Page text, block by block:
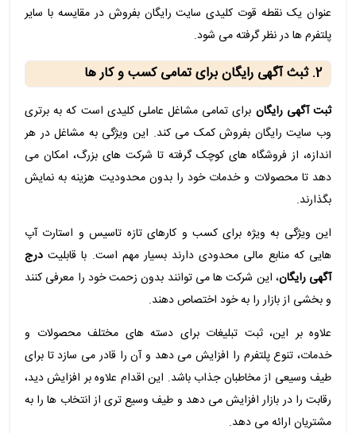
عنوان یک نقطه قوت کلیدی سایت رایگان بفروش در مقایسه با سایر
پلتفرم ها در نظر گرفته می شود.
2. ثبث آگهی رایگان برای تمامی کسب و کار ها
ثبت آگهی رایگان برای تمامی مشاغل عاملی کلیدی است که به برتری
وب سایت رایگان بفروش کمک می کند. این ویژگی به مشاغل در هر
اندازه، از فروشگاه های کوچک گرفته تا شرکت های بزرگ، امکان می
دهد تا محصولات و خدمات خود را بدون محدودیت هزینه به نمایش
بگذارند.
این ویژگی به ویژه برای کسب و کارهای تازه تاسیس و استارت آپ
هایی که منابع مالی محدودی دارند بسیار مهم است. با قابلیت درج
آگهی رایگان، این شرکت ها می توانند بدون زحمت خود را معرفی کنند
و بخشی از بازار را به خود اختصاص دهند.
علاوه بر این، ثبت تبلیغات برای دسته ‌های مختلف محصولات و
خدمات، تنوع پلتفرم را افزایش می ‌دهد و آن را قادر می ‌سازد تا برای
طیف وسیعی از مخاطبان جذاب باشد. این اقدام علاوه بر افزایش دید،
رقابت را در بازار افزایش می دهد و طیف وسیع تری از انتخاب ها را به
مشتریان ارائه می دهد.